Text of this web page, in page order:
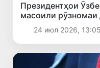
Президентҳои
масоили
карданд
24 июл 2026, 13:05